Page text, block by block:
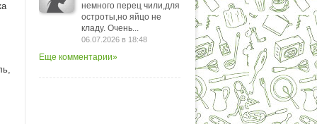
немного перец чили,для
остроты,но яйцо не
кладу. Очень...
06.07.2026 в 18:48
Еще комментарии»